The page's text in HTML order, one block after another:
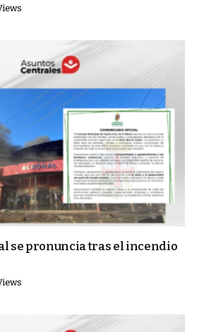
se pronuncia tras el incendio